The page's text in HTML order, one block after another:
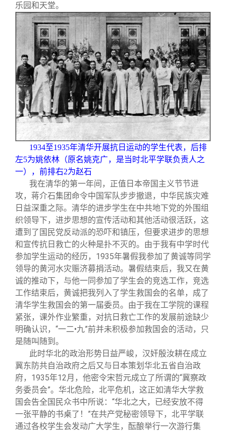
乐园和天堂。
1934至1935年清华开展抗日运动的学生代表，后排
左5为姚依林（原名姚克广，是当时北平学联负责人之
一），前排右2为赵石
我在清华的第一年间，正值日本帝国主义节节进
攻，蒋介石集团命令中国军队步步撤退，中华民族灾难
日益深重之际。清华的进步学生在中共地下党的外围组
织领导下，进步思想的宣传活动和其他活动很活跃，这
遭到了国民党反动派的恐吓和镇压，但要求进步的思想
和宣传抗日救亡的火种是扑不灭的。由于我有中学时代
参加学生运动的经历，1935年暑假我参加了黄诚等同学
领导的黄河水灾赈济募捐活动。暑假结束后，我又在黄
诚的推动下，与他一同参加了学生会的竞选工作，竞选
工作结束后，黄诚把我列入了学生救国会的名单，成了
清华学生救国会的第一届委员。由于我在工学院的课程
紧张，课外作业繁重，对抗日救亡工作的发展前途缺少
明确认识，“一二•九”前并未积极参加救国会的活动，只
是随叫随到。
此时华北的政治形势日益严峻，汉奸殷汝耕在成立
冀东防共自治政府之后又与日本策划华北五省自治政
府，1935年12月，他密令宋哲元成立了所谓的“冀察政
务委员会”。华北危险，北平危机，这正如清华大学救
国会告全国民众书中所说：“华北之大，已经安放不得
一张平静的书桌了！”在共产党秘密领导下，北平学联
通过各校学生会发动广大学生，酝酿举行一次游行集